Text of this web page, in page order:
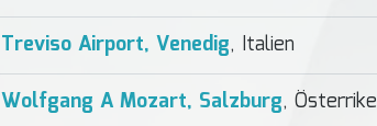
Treviso Airport, Venedig, Italien
Wolfgang A Mozart, Salzburg, Österrike